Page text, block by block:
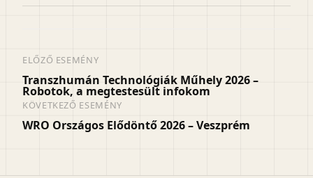
ELŐZŐ ESEMÉNY
Transzhumán Technológiák Műhely 2026 –
Robotok, a megtestesült infokom
KÖVETKEZŐ ESEMÉNY
WRO Országos Elődöntő 2026 – Veszprém